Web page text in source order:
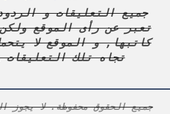
جميع التعليقات و
تعبر عن رأى الموقع
كاتبها, و الموقع لا
تجاه تلك التعليقات
جميع الحقوق محفوظة. لا يجوز